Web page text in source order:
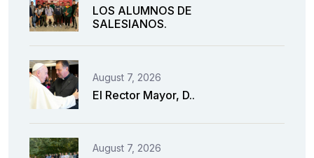
LOS ALUMNOS DE
SALESIANOS.
August 7, 2026
El Rector Mayor, D..
August 7, 2026